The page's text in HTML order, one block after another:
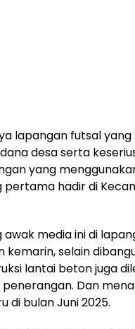
lapangan futsal
desa serta
yang
hadir di
media ini di
kemarin, selain
lantai beton juga
Dan
di bulan Juni 2025.